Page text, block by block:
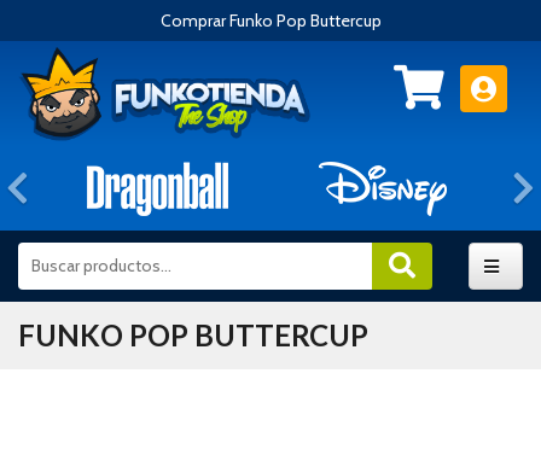
Comprar Funko Pop Buttercup
Anterior
FUNKO POP BUTTERCUP